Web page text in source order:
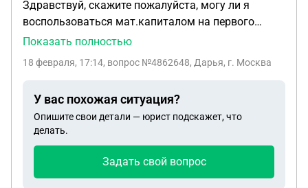
Здравствуй, скажите пожалуйста, могу ли я
воспользоваться мат.капиталом на первого
ребёнка, если не лешина но и ребёнок со мной не
сертефикат оформлен на моё имя
Показать полностью
18 февраля, 17:14, вопрос №4862648, Дарья, г. Москва
У вас похожая ситуация?
Опишите свои детали — юрист подскажет, что
делать.
Задать свой вопрос